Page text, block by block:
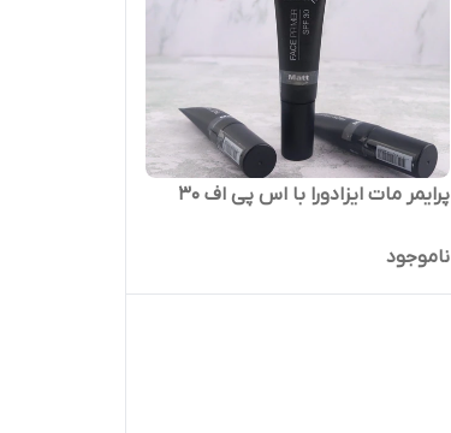
پرایمر مات ایزادورا با اس پی اف ۳۰
ناموجود